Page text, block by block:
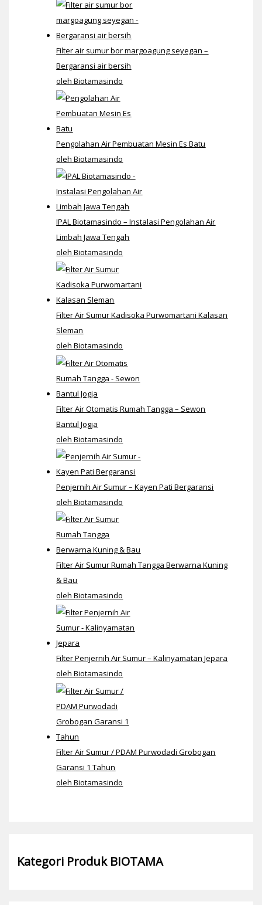
Filter air sumur bor margoagung seyegan –
Bergaransi air bersih
oleh Biotamasindo
Pengolahan Air Pembuatan Mesin Es Batu
oleh Biotamasindo
IPAL Biotamasindo – Instalasi Pengolahan Air
Limbah Jawa Tengah
oleh Biotamasindo
Filter Air Sumur Kadisoka Purwomartani Kalasan
Sleman
oleh Biotamasindo
Filter Air Otomatis Rumah Tangga – Sewon
Bantul Jogja
oleh Biotamasindo
Penjernih Air Sumur – Kayen Pati Bergaransi
oleh Biotamasindo
Filter Air Sumur Rumah Tangga Berwarna Kuning
& Bau
oleh Biotamasindo
Filter Penjernih Air Sumur – Kalinyamatan Jepara
oleh Biotamasindo
Filter Air Sumur / PDAM Purwodadi Grobogan
Garansi 1 Tahun
oleh Biotamasindo
Kategori Produk BIOTAMA